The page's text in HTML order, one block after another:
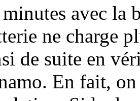
avec la
ne charge
de suite en
En fait,